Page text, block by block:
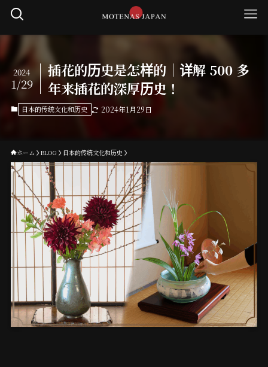
插花的历史是怎样的｜详解 500 多
年来插花的深厚历史！
2024
1/29
日本的传统文化和历史 2024年1月29日
ホーム BLOG 日本的传统文化和历史